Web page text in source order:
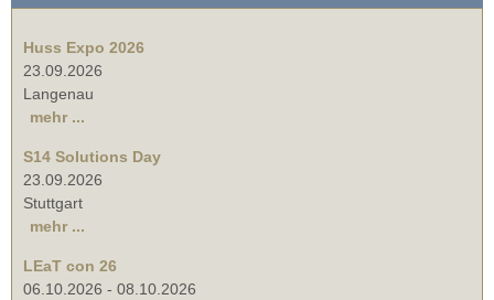
Huss Expo 2026
23.09.2026
Langenau
mehr ...
S14 Solutions Day
23.09.2026
Stuttgart
mehr ...
LEaT con 26
06.10.2026 - 08.10.2026